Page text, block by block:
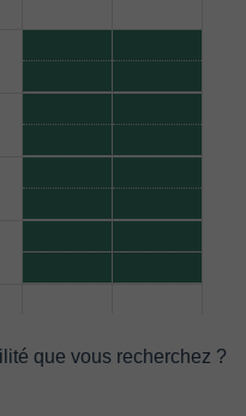
que vous recherchez ?